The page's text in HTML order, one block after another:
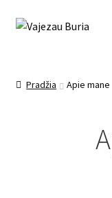
Pradžia Apie mane